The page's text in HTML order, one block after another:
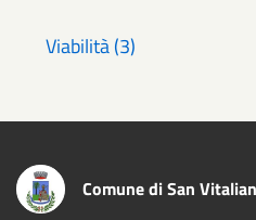
Viabilità (3)
Comune di San